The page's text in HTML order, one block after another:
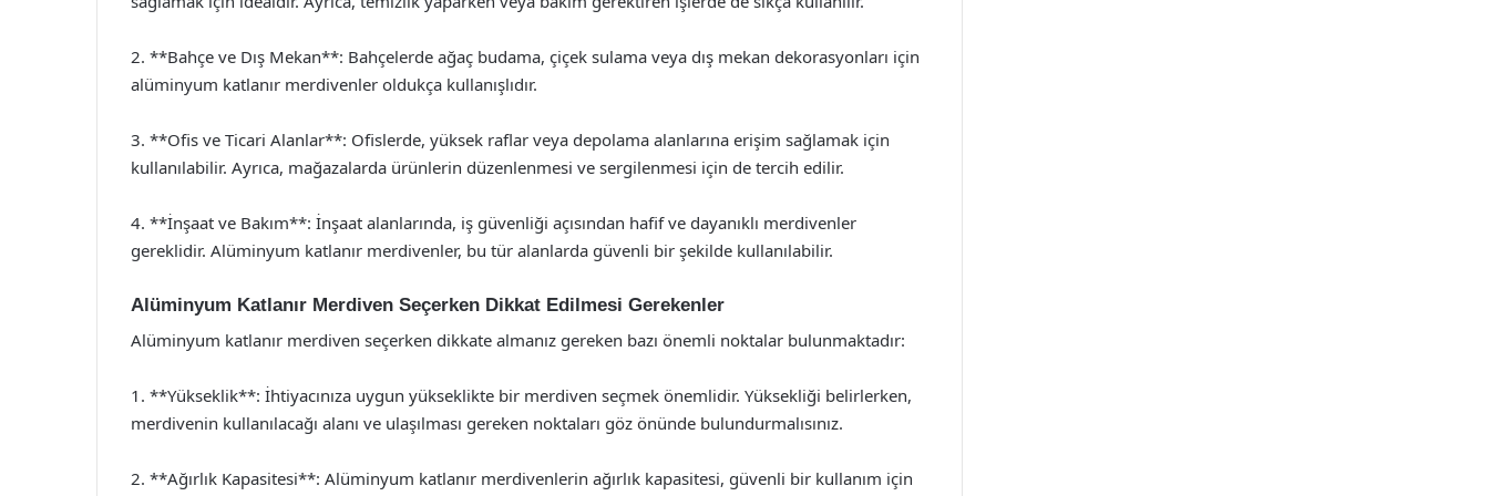
2. **Bahçe ve Dış Mekan**: Bahçelerde ağaç budama, çiçek sulama veya dış mekan dekorasyonları için
alüminyum katlanır merdivenler oldukça kullanışlıdır.
3. **Ofis ve Ticari Alanlar**: Ofislerde, yüksek raflar veya depolama alanlarına erişim sağlamak için
kullanılabilir. Ayrıca, mağazalarda ürünlerin düzenlenmesi ve sergilenmesi için de tercih edilir.
4. **İnşaat ve Bakım**: İnşaat alanlarında, iş güvenliği açısından hafif ve dayanıklı merdivenler
gereklidir. Alüminyum katlanır merdivenler, bu tür alanlarda güvenli bir şekilde kullanılabilir.
Alüminyum Katlanır Merdiven Seçerken Dikkat Edilmesi Gerekenler
Alüminyum katlanır merdiven seçerken dikkate almanız gereken bazı önemli noktalar bulunmaktadır:
1. **Yükseklik**: İhtiyacınıza uygun yükseklikte bir merdiven seçmek önemlidir. Yüksekliği belirlerken,
merdivenin kullanılacağı alanı ve ulaşılması gereken noktaları göz önünde bulundurmalısınız.
2. **Ağırlık Kapasitesi**: Alüminyum katlanır merdivenlerin ağırlık kapasitesi, güvenli bir kullanım için